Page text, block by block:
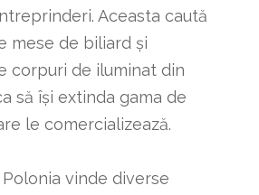
Aceasta caută
mese de biliard și
corpuri de iluminat din
să își extinda gama de
le comercializează.
vinde diverse